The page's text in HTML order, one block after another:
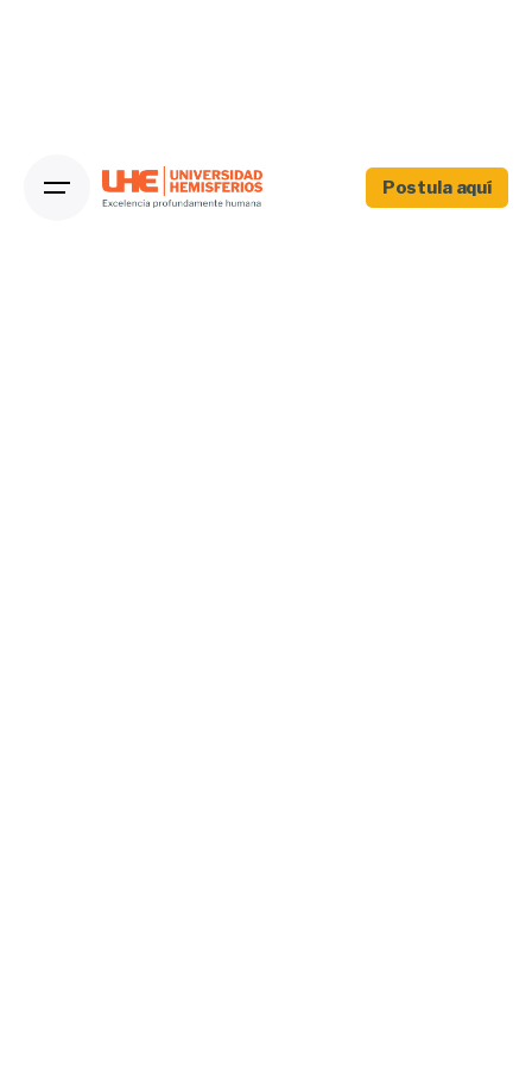
Postula aquí